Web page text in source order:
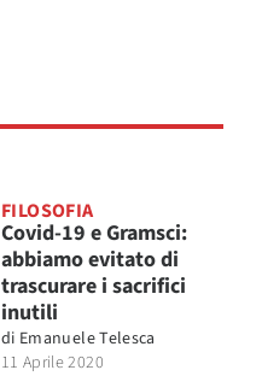
FILOSOFIA
Covid-19 e Gramsci:
abbiamo evitato di
trascurare i sacrifici
inutili
di Emanuele Telesca
11 Aprile 2020